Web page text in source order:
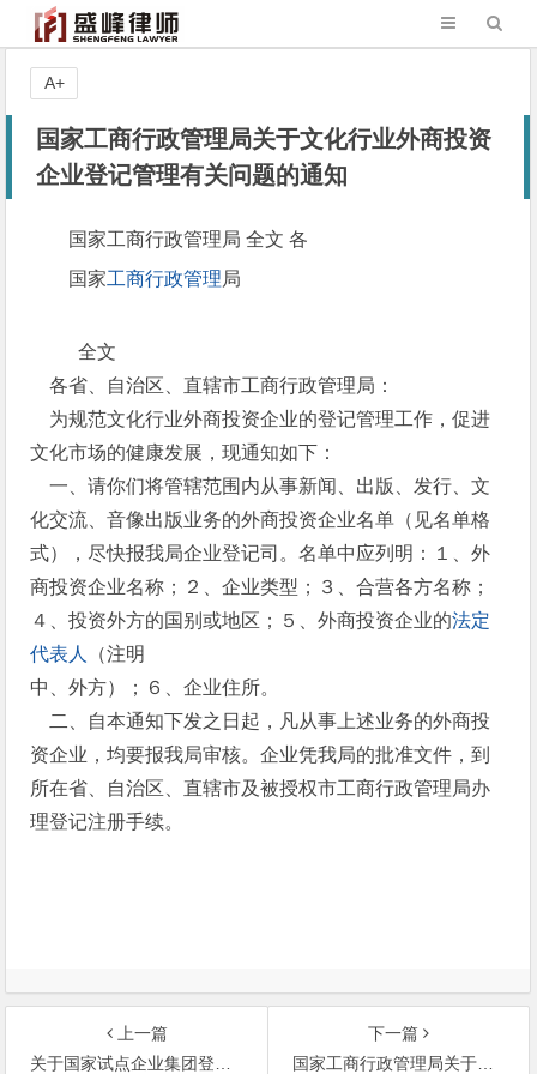
国家工商行政管理局关于文化行业外商投资
企业登记管理有关问题的通知
国家工商行政管理局 全文 各
国家工商行政管理局
全文
各省、自治区、直辖市工商行政管理局：
为规范文化行业外商投资企业的登记管理工作，促进
文化市场的健康发展，现通知如下：
一、请你们将管辖范围内从事新闻、出版、发行、文
化交流、音像出版业务的外商投资企业名单（见名单格
式），尽快报我局企业登记司。名单中应列明：１、外
商投资企业名称；２、企业类型；３、合营各方名称；
４、投资外方的国别或地区；５、外商投资企业的法定
代表人
（注明
中、外方）；６、企业住所。
二、自本通知下发之日起，凡从事上述业务的外商投
资企业，均要报我局审核。企业凭我局的批准文件，到
所在省、自治区、直辖市及被授权市工商行政管理局办
理登记注册手续。
A+
上一篇
关于国家试点企业集团登记管理实施办法（试行）
下一篇
国家工商行政管理局关于私营企业登记管理工作中有关问题的通知